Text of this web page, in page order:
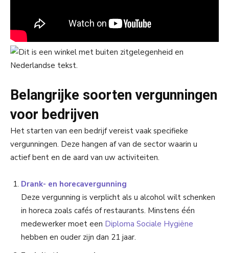
Belangrijke soorten vergunningen
voor bedrijven
Het starten van een bedrijf vereist vaak specifieke
vergunningen. Deze hangen af van de sector waarin u
actief bent en de aard van uw activiteiten.
Drank- en horecavergunning
Deze vergunning is verplicht als u alcohol wilt schenken
in horeca zoals cafés of restaurants. Minstens één
medewerker moet een Diploma Sociale Hygiëne
hebben en ouder zijn dan 21 jaar.